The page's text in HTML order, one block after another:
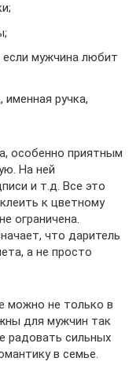
мужчина любит
ручка,
особенно приятным
На ней
и т.д. Все это
к цветному
ограничена.
что даритель
а не просто
можно не только в
для мужчин так
радовать сильных
в семье.